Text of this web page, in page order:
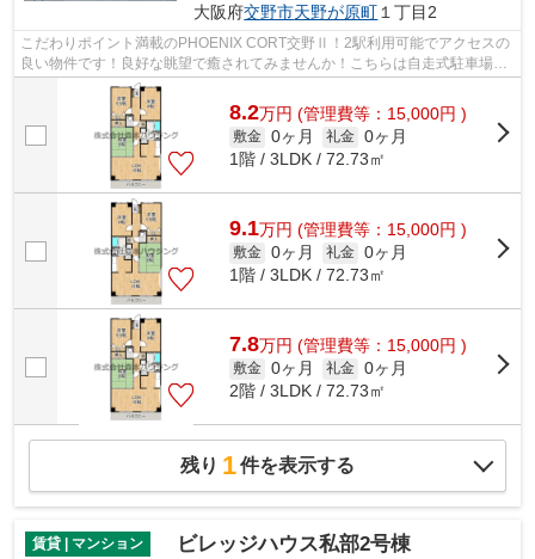
大阪府交野市天野が原町 １丁目2
こだわりポイント満載のPHOENIX CORT交野Ⅱ！2駅利用可能でアクセスの
良い物件です！良好な眺望で癒されてみませんか！こちらは自走式駐車場付
きの物件です！交野市エリアと京阪交野線...
8.2万円 (管理費等：15,000円 )
敷金 0ヶ月 礼金 0ヶ月
1階 / 3LDK / 72.73㎡
9.1万円 (管理費等：15,000円 )
敷金 0ヶ月 礼金 0ヶ月
1階 / 3LDK / 72.73㎡
7.8万円 (管理費等：15,000円 )
敷金 0ヶ月 礼金 0ヶ月
2階 / 3LDK / 72.73㎡
残り 1件を表示する
賃貸 | マンション ビレッジハウス私部2号棟